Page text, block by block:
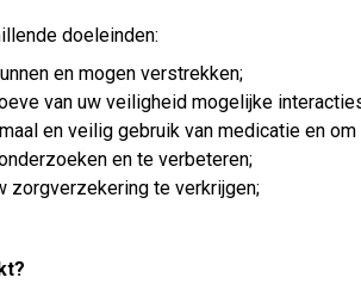
doeleinden:
en mogen verstrekken;
van uw veiligheid mogelijke
en veilig gebruik van medicatie en
en te verbeteren;
zorgverzekering te verkrijgen;